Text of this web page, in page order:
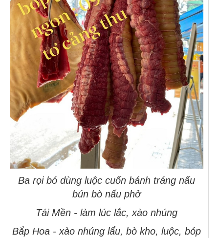
Ba rọi bó dùng luộc cuốn bánh tráng nấu
bún bò nấu phở
Tái Mền - làm lúc lắc, xào nhúng
Bắp Hoa - xào nhúng lẩu, bò kho, luộc, bóp